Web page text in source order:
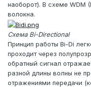
наоборот). В схеме WDM
волокна.
Схема Bi-Directional
Принцип работы Bi-Di
проходит через
обратный сигнал
разной длины волны не
отражениями передачи